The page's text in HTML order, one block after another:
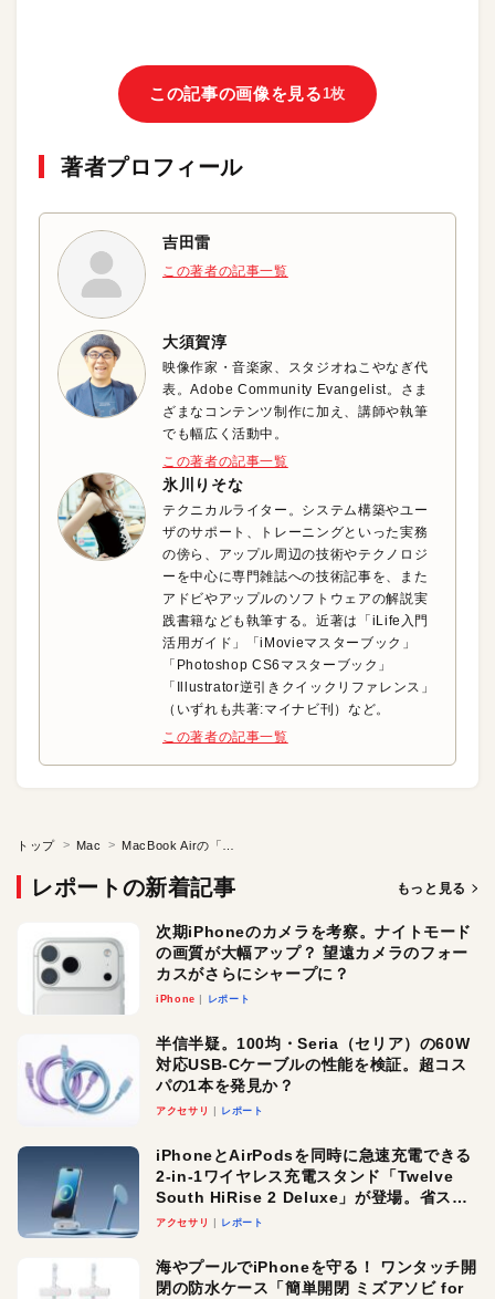
この記事の画像を見る1枚
著者プロフィール
吉田雷
この著者の記事一覧
大須賀淳
映像作家・音楽家、スタジオねこやなぎ代
表。Adobe Community Evangelist。さま
ざまなコンテンツ制作に加え、講師や執筆
でも幅広く活動中。
この著者の記事一覧
氷川りそな
テクニカルライター。システム構築やユー
ザのサポート、トレーニングといった実務
の傍ら、アップル周辺の技術やテクノロジ
ーを中心に専門雑誌への技術記事を、また
アドビやアップルのソフトウェアの解説実
践書籍なども執筆する。近著は「iLife入門
活用ガイド」「iMovieマスターブック」
「Photoshop CS6マスターブック」
「Illustrator逆引きクイックリファレンス」
（いずれも共著:マイナビ刊）など。
この著者の記事一覧
トップ Mac
レポートの新着記事 もっと見る
次期iPhoneのカメラを考察。ナイトモード
の画質が大幅アップ？ 望遠カメラのフォー
カスがさらにシャープに？
iPhone レポート
半信半疑。100均・Seria（セリア）の60W
対応USB-Cケーブルの性能を検証。超コス
パの1本を発見か？
アクセサリ レポート
iPhoneとAirPodsを同時に急速充電できる
2-in-1ワイヤレス充電スタンド「Twelve
South HiRise 2 Deluxe」が登場。省スペ
ースでおしゃれに充電したい人にオスス
アクセサリ レポート
海やプールでiPhoneを守る！ ワンタッチ開
閉の防水ケース「簡単開閉 ミズアソビ for